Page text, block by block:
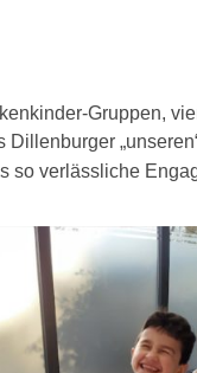
Gruppen,
so verlässliche